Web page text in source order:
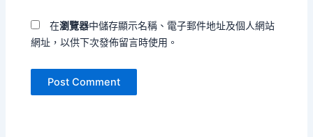
在瀏覽器中儲存顯示名稱、電子郵件地址及個人網站
網址，以供下次發佈留言時使用。